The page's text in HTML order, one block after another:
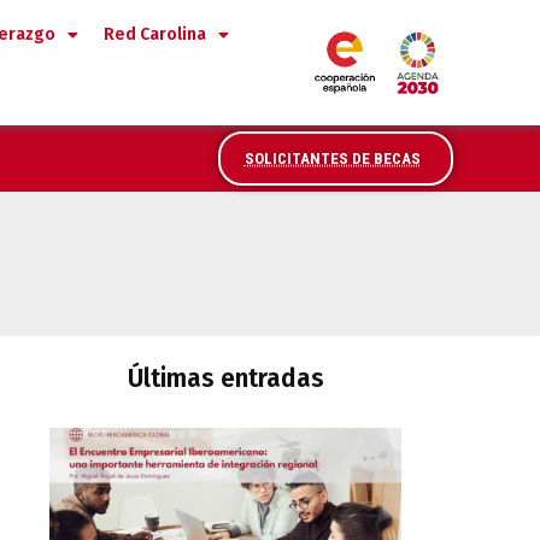
Red Carolina
SOLICITANTES DE BECAS
Últimas entradas